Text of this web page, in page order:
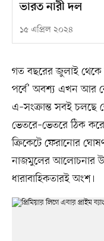
ভারত নারী দল
১৫ এপ্রিল ২০২৪
গত বছরের জুলাই থেকে
পর্বে’ অবশ্য এখন আর
এ–সংক্রান্ত সবই চলছে
ভেতরে–ভেতরে ঠিক
ক্রিকেটে ফেরানোর
নাজমুলের আলোচনার
ধারাবাহিকতারই অংশ।